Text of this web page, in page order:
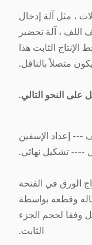
، مثل آلة إدخال
اللف ، آلة تحضير
الثابت هذا
متصلاً بالناقل.
--- إعداد الإسفين
---- تشكيل نهائي.
الورق في الفتحة
وقطعه بواسطة
وفقا لحجم الجزء
الثابت.